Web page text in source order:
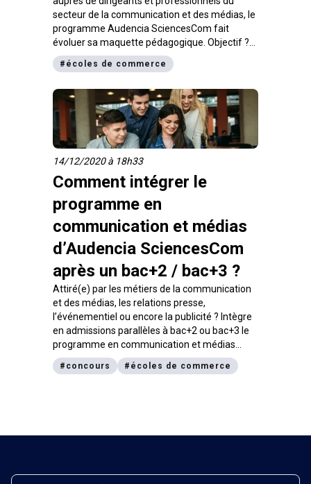
secteur de la communication et des médias, le
programme Audencia SciencesCom fait
évoluer sa maquette pédagogique. Objectif ?
Rester en phase avec les besoins et anticiper
les métiers de demain.
# écoles de commerce
14/12/2020 à 18h33
Comment intégrer le
programme en
communication et médias
d’Audencia SciencesCom
après un bac+2 / bac+3 ?
Attiré(e) par les métiers de la communication
et des médias, les relations presse,
l’événementiel ou encore la publicité ? Intègre
en admissions parallèles à bac+2 ou bac+3 le
programme en communication et médias
d’Audencia SciencesCom. Une formation en 3
ans, délivrant un diplôme bac+5 visé par le
# concours # écoles de commerce